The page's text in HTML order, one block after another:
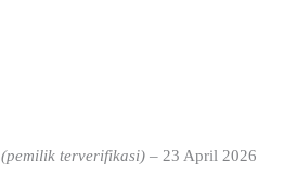
(pemilik terverifikasi) – 23 April 2026